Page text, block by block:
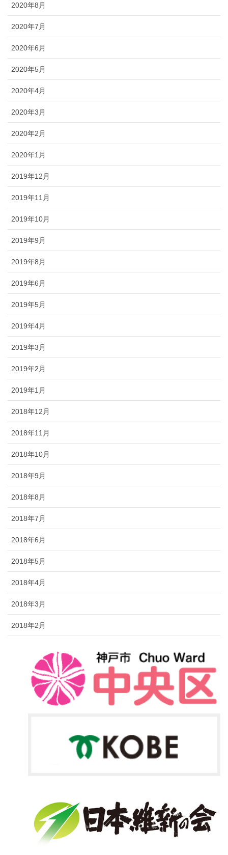
2020年8月
2020年7月
2020年6月
2020年5月
2020年4月
2020年3月
2020年2月
2020年1月
2019年12月
2019年11月
2019年10月
2019年9月
2019年8月
2019年6月
2019年5月
2019年4月
2019年3月
2019年2月
2019年1月
2018年12月
2018年11月
2018年10月
2018年9月
2018年8月
2018年7月
2018年6月
2018年5月
2018年4月
2018年3月
2018年2月